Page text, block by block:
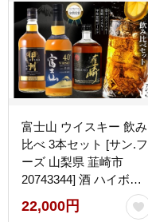
富士山 ウイスキー 飲み
比べ 3本セット [サン.フ
ーズ 山梨県 韮崎市
20743344] 酒 ハイボー
ル 飲み比べ アルコール
22,000円